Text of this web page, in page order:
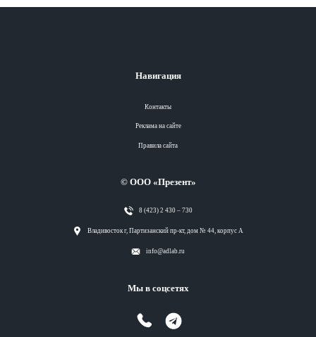
Навигация
Контакты
Реклама на сайте
Правила сайта
© ООО «Презент»
8 (423) 2 430 – 730
Владивосток г, Партизанский пр-кт, дом № 44, корпус А
info@adlab.ru
Мы в соцсетях